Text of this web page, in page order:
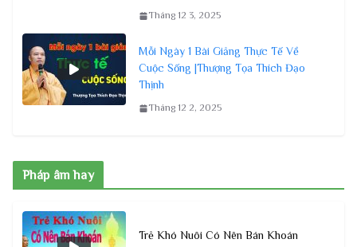
Tháng 12 3, 2025
Mỗi Ngày 1 Bài Giảng Thực Tế Về
Cuộc Sống |Thượng Tọa Thích Đạo
Thịnh
Tháng 12 2, 2025
Pháp âm hay
Trẻ Khó Nuôi Có Nên Bán Khoán